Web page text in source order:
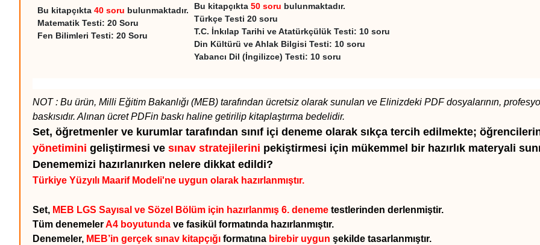
Bu kitapçıkta 40 soru bulunmaktadır.
Matematik Testi: 20 Soru
Fen Bilimleri Testi: 20 Soru
Bu kitapçıkta 50 soru bulunmaktadır.
Türkçe Testi 20 soru
T.C. İnkılap Tarihi ve Atatürkçülük Testi: 10 soru
Din Kültürü ve Ahlak Bilgisi Testi: 10 soru
Yabancı Dil (İngilizce) Testi: 10 soru
NOT : Bu ürün, Milli Eğitim Bakanlığı (MEB) tarafından ücretsiz olarak sunulan ve Elinizdeki PDF dosyalarının,
baskısıdır. Alınan ücret PDFin baskı haline getirilip kitaplaştırma bedelidir.
Set, öğretmenler ve kurumlar tarafından sınıf içi deneme olarak sıkça tercih edilmekte;
yönetimini geliştirmesi ve sınav stratejilerini pekiştirmesi için mükemmel bir hazırlık materyali
Denememizi hazırlanırken nelere dikkat edildi?
Türkiye Yüzyılı Maarif Modeli'ne uygun olarak hazırlanmıştır.
Set, MEB LGS Sayısal ve Sözel Bölüm için hazırlanmış 6. deneme testlerinden derlenmiştir.
Tüm denemelerA4 boyutunda ve fasikül formatında hazırlanmıştır.
Denemeler, MEB’in gerçek sınav kitapçığı formatına birebir uygun şekilde tasarlanmıştır.